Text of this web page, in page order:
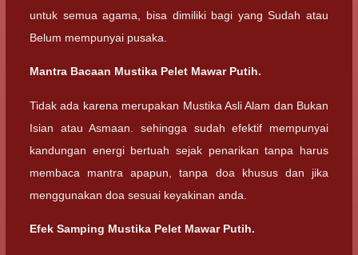
untuk semua agama, bisa dimiliki bagi yang Sudah atau
Belum mempunyai pusaka.
Mantra Bacaan Mustika Pelet Mawar Putih.
Tidak ada karena merupakan Mustika Asli Alam dan Bukan
Isian atau Asmaan. sehingga sudah efektif mempunyai
kandungan energi bertuah sejak penarikan tanpa harus
membaca mantra apapun, tanpa doa khusus dan jika
menggunakan doa sesuai keyakinan anda.
Efek Samping Mustika Pelet Mawar Putih.